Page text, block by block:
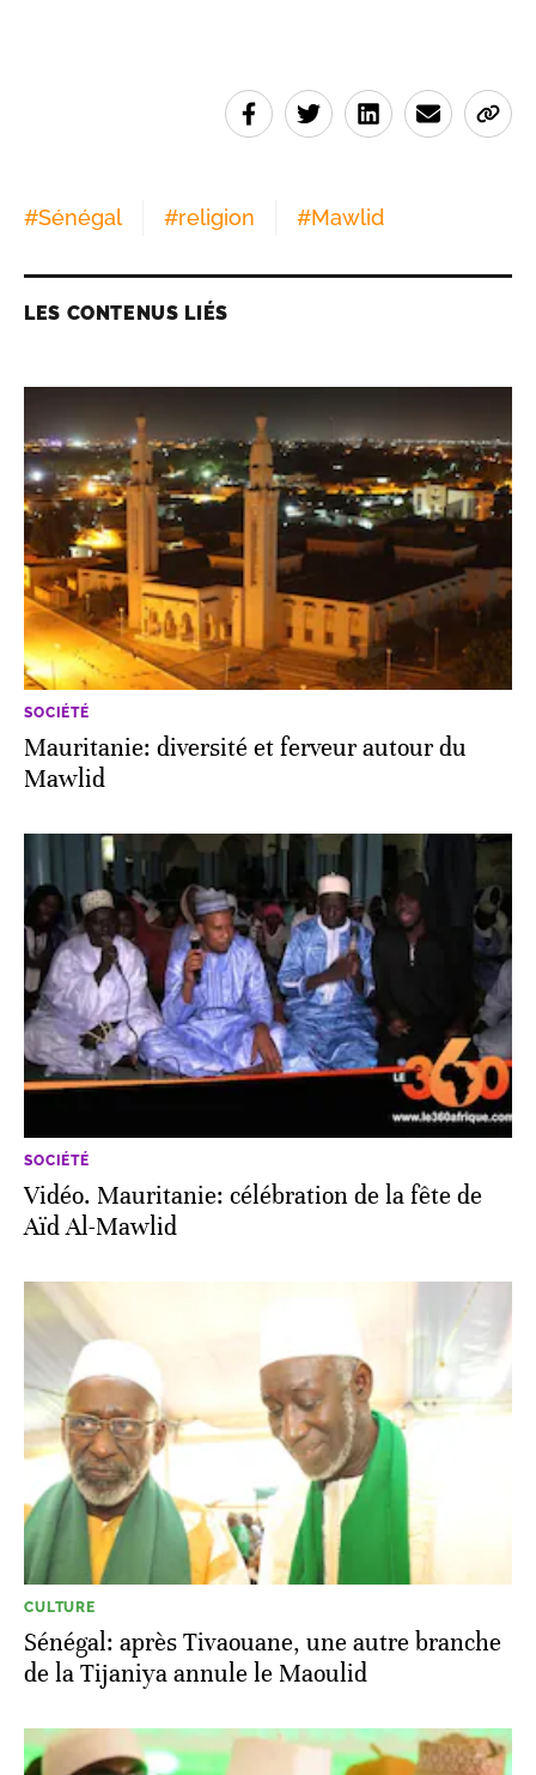
#Sénégal #religion #Mawlid
LES CONTENUS LIÉS
SOCIÉTÉ
Mauritanie: diversité et ferveur autour du
Mawlid
SOCIÉTÉ
Vidéo. Mauritanie: célébration de la fête de
Aïd Al-Mawlid
CULTURE
Sénégal: après Tivaouane, une autre branche
de la Tijaniya annule le Maoulid